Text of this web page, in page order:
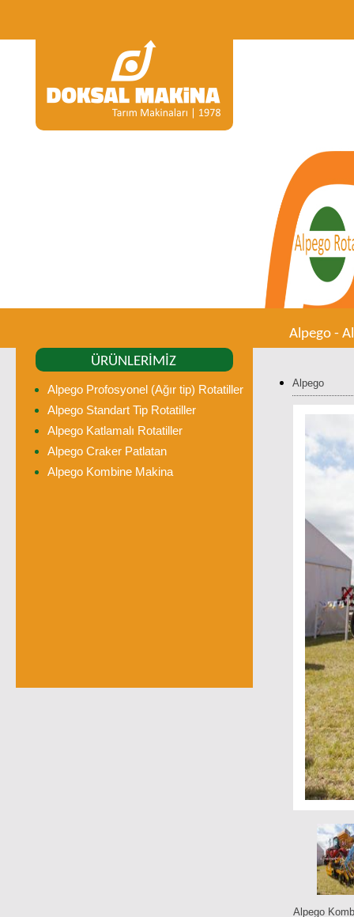
Alpego -
ÜRÜNLERİMİZ
Alpego Profosyonel (Ağır tip) Rotatiller
Alpego Standart Tip Rotatiller
Alpego Katlamalı Rotatiller
Alpego Craker Patlatan
Alpego Kombine Makina
Alpego
Alpego